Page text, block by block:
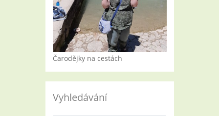
Čarodějky na cestách
Vyhledávání